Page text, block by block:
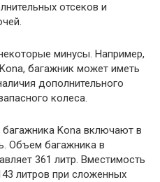
отсеков и
минусы. Например,
багажник может иметь
дополнительного
колеса.
багажника Kona включают в
Объем багажника в
361 литр. Вместимость
литров при сложенных